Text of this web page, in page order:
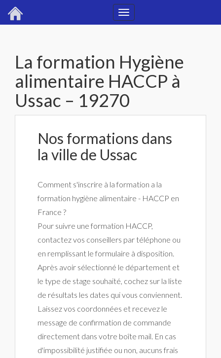
Toggle
La formation Hygiène
alimentaire HACCP à
Ussac – 19270
Nos formations dans
la ville de Ussac
Comment s'inscrire à la formation a la
formation hygiène alimentaire - HACCP en
France ?
Pour suivre une formation HACCP,
contactez vos conseillers par téléphone ou
en remplissant le formulaire à disposition.
Après avoir sélectionné le département et
le type de stage souhaité, cochez sur la liste
de résultats les dates qui vous conviennent.
Laissez vos coordonnées et recevez le
message de confirmation de commande
directement dans votre boîte mail. En cas
d'impossibilité justifiée ou non, aucuns frais